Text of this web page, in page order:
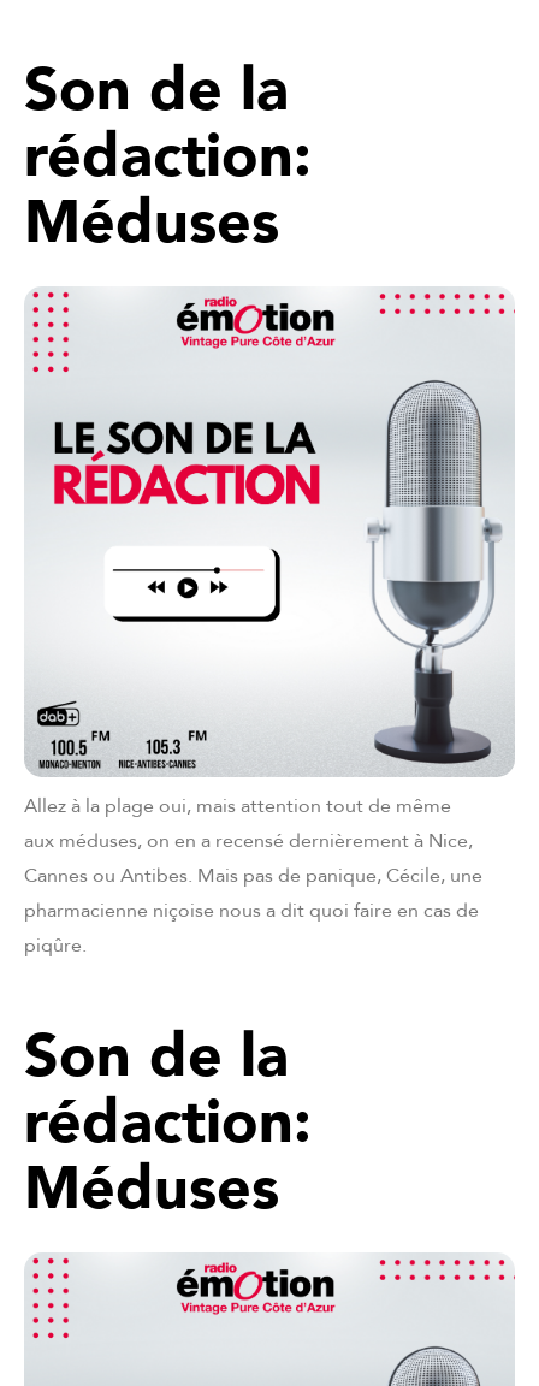
Son de la
rédaction:
Méduses
Allez à la plage oui, mais attention tout de même
aux méduses, on en a recensé dernièrement à Nice,
Cannes ou Antibes. Mais pas de panique, Cécile, une
pharmacienne niçoise nous a dit quoi faire en cas de
piqûre.
Son de la
rédaction:
Méduses